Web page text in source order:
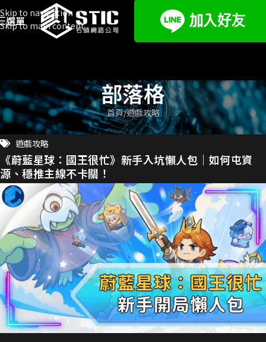
Skip to navigation
Skip to main content
選單
部落格
首頁 遊戲攻略
遊戲攻略
《蔚藍星球：國王很忙》新手入坑懶人包｜如何屯資
源、穩推主線不卡關！